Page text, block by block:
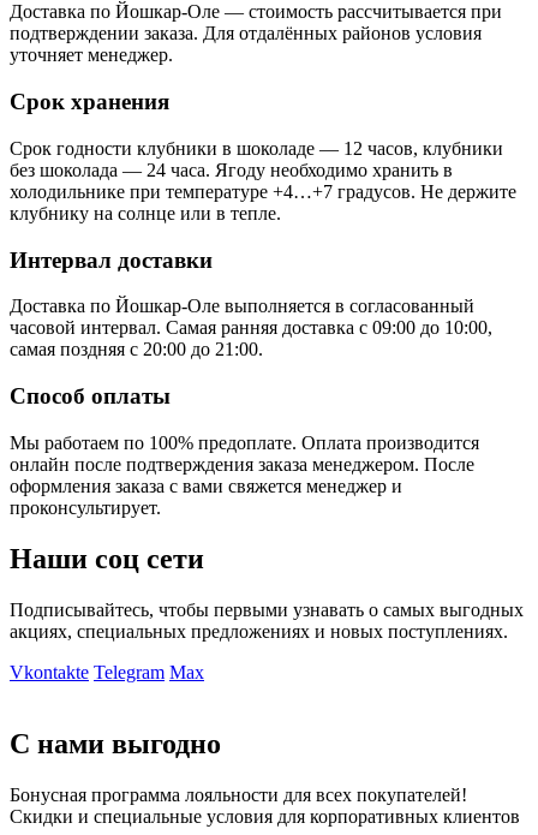
Доставка по Йошкар-Оле — стоимость рассчитывается при
подтверждении заказа. Для отдалённых районов условия
уточняет менеджер.
Срок хранения
Срок годности клубники в шоколаде — 12 часов, клубники
без шоколада — 24 часа. Ягоду необходимо хранить в
холодильнике при температуре +4…+7 градусов. Не держите
клубнику на солнце или в тепле.
Интервал доставки
Доставка по Йошкар-Оле выполняется в согласованный
часовой интервал. Самая ранняя доставка с 09:00 до 10:00,
самая поздняя с 20:00 до 21:00.
Способ оплаты
Мы работаем по 100% предоплате. Оплата производится
онлайн после подтверждения заказа менеджером. После
оформления заказа с вами свяжется менеджер и
проконсультирует.
Наши соц сети
Подписывайтесь, чтобы первыми узнавать о самых выгодных
акциях, специальных предложениях и новых поступлениях.
Vkontakte Telegram Max
С нами выгодно
Бонусная программа лояльности для всех покупателей!
Скидки и специальные условия для корпоративных клиентов